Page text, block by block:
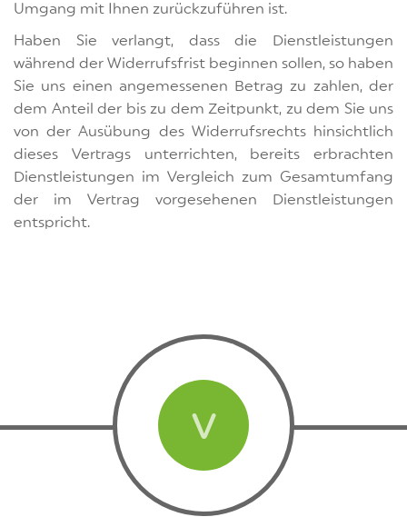
Umgang mit Ihnen zurückzuführen ist.
Haben Sie verlangt, dass die Dienstleistungen
während der Widerrufsfrist beginnen sollen, so haben
Sie uns einen angemessenen Betrag zu zahlen, der
dem Anteil der bis zu dem Zeitpunkt, zu dem Sie uns
von der Ausübung des Widerrufsrechts hinsichtlich
dieses Vertrags unterrichten, bereits erbrachten
Dienstleistungen im Vergleich zum Gesamtumfang
der im Vertrag vorgesehenen Dienstleistungen
entspricht.
V